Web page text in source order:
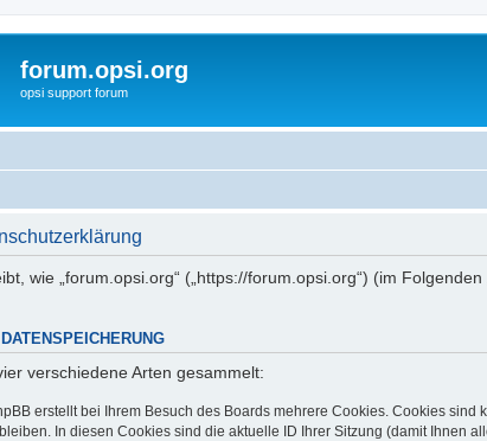
forum.opsi.org
opsi support forum
wie „forum.opsi.org“ („https://forum.opsi.org“) (im
verschiedene Arten gesammelt:
erstellt bei Ihrem Besuch des Boards mehrere Cookies. Cookies
In diesen Cookies sind die aktuelle ID Ihrer Sitzung (damit Ihnen